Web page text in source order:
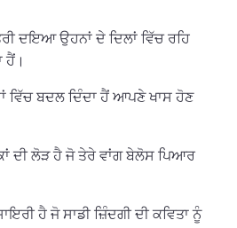
ਦਇਆ ਉਹਨਾਂ ਦੇ ਦਿਲਾਂ ਵਿੱਚ ਰਹਿ
ਹੈਂ।
ਵਿੱਚ ਬਦਲ ਦਿੰਦਾ ਹੈਂ ਆਪਣੇ ਖਾਸ ਹੋਣ
ਦੀ ਲੋੜ ਹੈ ਜੋ ਤੇਰੇ ਵਾਂਗ ਬੇਲੋਸ ਪਿਆਰ
ਹੈ ਜੋ ਸਾਡੀ ਜ਼ਿੰਦਗੀ ਦੀ ਕਵਿਤਾ ਨੂੰ